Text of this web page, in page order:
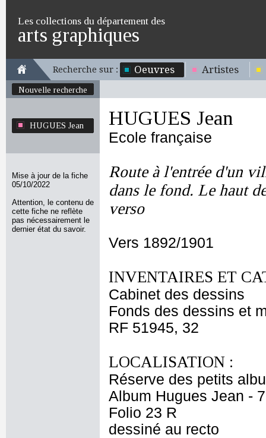
Les collections du département des
arts graphiques
Recherche sur : Oeuvres Artistes
Nouvelle recherche
HUGUES Jean
Mise à jour de la fiche
05/10/2022
Attention, le contenu de
cette fiche ne reflète
pas nécessairement le
dernier état du savoir.
HUGUES Jean
Ecole française
Route à l'entrée d'un
dans le fond. Le haut
verso
Vers 1892/1901
INVENTAIRES ET
Cabinet des dessins
Fonds des dessins et
RF 51945, 32
LOCALISATION :
Réserve des petits
Album Hugues Jean -
Folio 23 R
dessiné au recto